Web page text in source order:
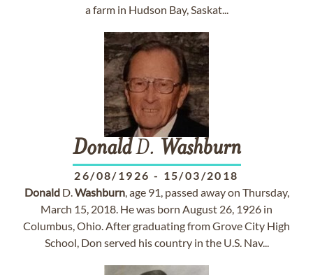
a farm in Hudson Bay, Saskat...
DonaldD. Washburn
26/08/1926 - 15/03/2018
DonaldD.Washburn, age 91, passed away on Thursday,
March 15, 2018. He was born August 26, 1926 in
Columbus, Ohio. After graduating from Grove City High
School, Don served his country in the U.S. Nav...